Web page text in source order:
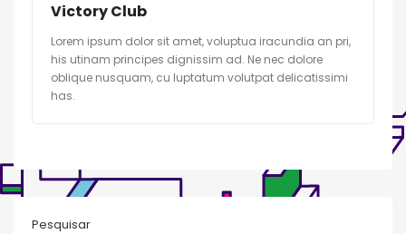
Victory Club
Lorem ipsum dolor sit amet, voluptua iracundia an pri,
his utinam principes dignissim ad. Ne nec dolore
oblique nusquam, cu luptatum volutpat delicatissimi
has.
Pesquisar